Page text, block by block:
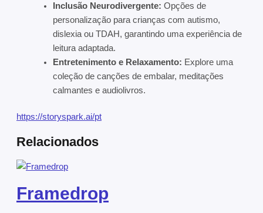
Inclusão Neurodivergente: Opções de
personalização para crianças com autismo,
dislexia ou TDAH, garantindo uma experiência de
leitura adaptada.
Entretenimento e Relaxamento: Explore uma
coleção de canções de embalar, meditações
calmantes e audiolivros.
https://storyspark.ai/pt
Relacionados
Framedrop